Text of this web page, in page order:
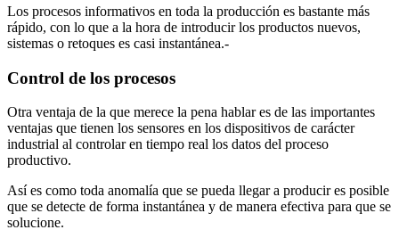
Los procesos informativos en toda la producción es bastante más
rápido, con lo que a la hora de introducir los productos nuevos,
sistemas o retoques es casi instantánea.-
Control de los procesos
Otra ventaja de la que merece la pena hablar es de las importantes
ventajas que tienen los sensores en los dispositivos de carácter
industrial al controlar en tiempo real los datos del proceso
productivo.
Así es como toda anomalía que se pueda llegar a producir es posible
que se detecte de forma instantánea y de manera efectiva para que se
solucione.